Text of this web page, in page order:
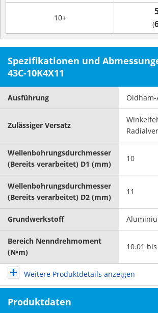
10+
(
Spezifikationen und
43C-10K4X11
Ausführung
Zulässiger Versatz
Wellenbohrungsdurchmesser
(Bereits verarbeitet) D1 (mm)
10
Wellenbohrungsdurchmesser
(Bereits verarbeitet) D2 (mm)
11
Grundwerkstoff
Bereich Nenndrehmoment
(N•m)
10.01
Weitere Produktdetails anzeigen
Produktdaten